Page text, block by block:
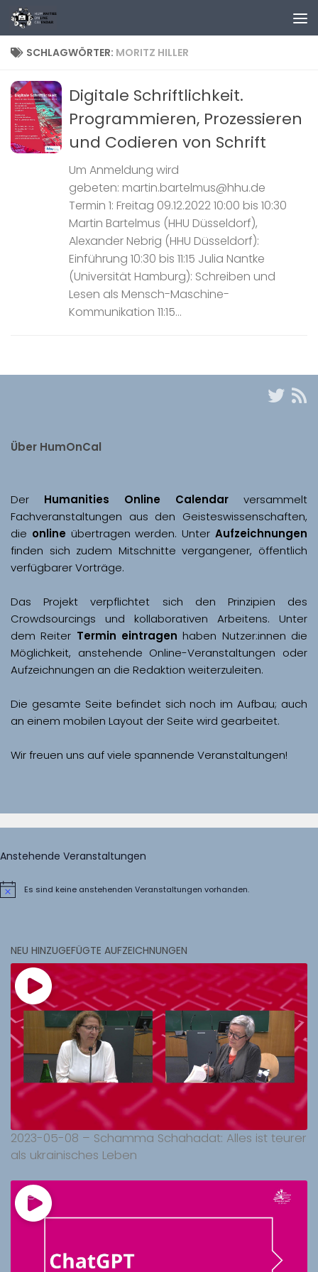
Zum Inhalt springen
SCHLAGWÖRTER: MORITZ HILLER
Digitale Schriftlichkeit.
Programmieren, Prozessieren
und Codieren von Schrift
Um Anmeldung wird
gebeten: martin.bartelmus@hhu.de
Termin 1: Freitag 09.12.2022 10:00 bis 10:30
Martin Bartelmus (HHU Düsseldorf),
Alexander Nebrig (HHU Düsseldorf):
Einführung 10:30 bis 11:15 Julia Nantke
(Universität Hamburg): Schreiben und
Lesen als Mensch-Maschine-
Kommunikation 11:15...
Über HumOnCal
Der Humanities Online Calendar versammelt
Fachveranstaltungen aus den Geisteswissenschaften,
die online übertragen werden. Unter Aufzeichnungen
finden sich zudem Mitschnitte vergangener, öffentlich
Das Projekt verpflichtet sich den Prinzipien des
Crowdsourcings und kollaborativen Arbeitens. Unter
dem Reiter Termin eintragen haben Nutzer:innen die
Möglichkeit, anstehende Online-Veranstaltungen oder
Aufzeichnungen an die Redaktion weiterzuleiten.
Die gesamte Seite befindet sich noch im Aufbau; auch
Wir freuen uns auf viele spannende Veranstaltungen!
Anstehende Veranstaltungen
HinweisEs sind keine anstehenden Veranstaltungen vorhanden.
NEU HINZUGEFÜGTE AUFZEICHNUNGEN
2023-05-08 – Schamma Schahadat: Alles ist teurer
als ukrainisches Leben